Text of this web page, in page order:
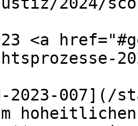
<a
2023-007](/